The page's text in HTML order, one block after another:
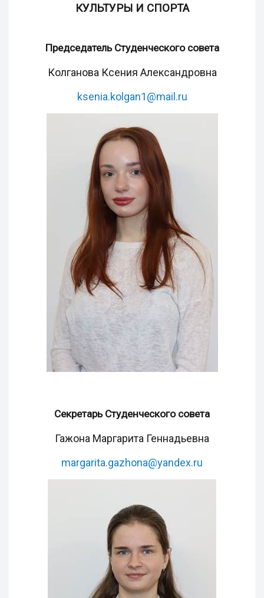
КУЛЬТУРЫ И СПОРТА
Председатель Студенческого совета
Колганова Ксения Александровна
ksenia.kolgan1@mail.ru
Секретарь Студенческого совета
Гажона Маргарита Геннадьевна
margarita.gazhona@yandex.ru